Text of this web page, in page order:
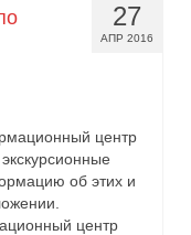
27
АПР 2016
центр
об этих и
центр